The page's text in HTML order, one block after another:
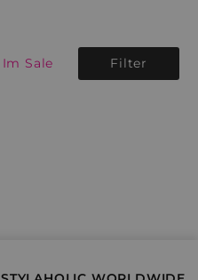
Im Sale Filter